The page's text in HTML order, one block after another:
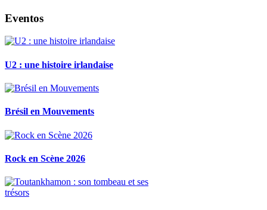
Eventos
U2 : une histoire irlandaise
Brésil en Mouvements
Rock en Scène 2026